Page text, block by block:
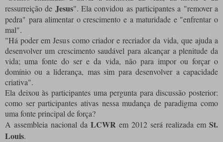
ressurreição de Jesus". Ela convidou as participantes a "remover a
pedra" para alimentar o crescimento e a maturidade e "enfrentar o
mal".
"Há poder em Jesus como criador e recriador da vida, que ajuda a
desenvolver um crescimento saudável para alcançar a plenitude da
vida; uma fonte do ser e da vida, não para impor ou forçar o
domínio ou a liderança, mas sim para desenvolver a capacidade
criativa".
Ela deixou às participantes uma pergunta para discussão posterior:
como ser participantes ativas nessa mudança de paradigma como
uma fonte principal de força?
A assembleia nacional da LCWR em 2012 será realizada em St.
Louis.